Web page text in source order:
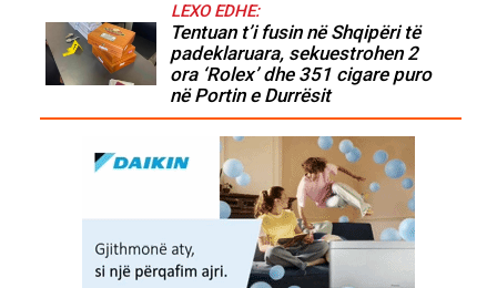
LEXO EDHE:
Tentuan t’i fusin në Shqipëri të
padeklaruara, sekuestrohen 2
ora ‘Rolex’ dhe 351 cigare puro
në Portin e Durrësit